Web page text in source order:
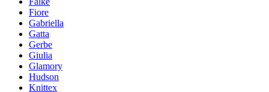
Fiore
Gabriella
Gatta
Gerbe
Giulia
Glamory
Hudson
Knittex